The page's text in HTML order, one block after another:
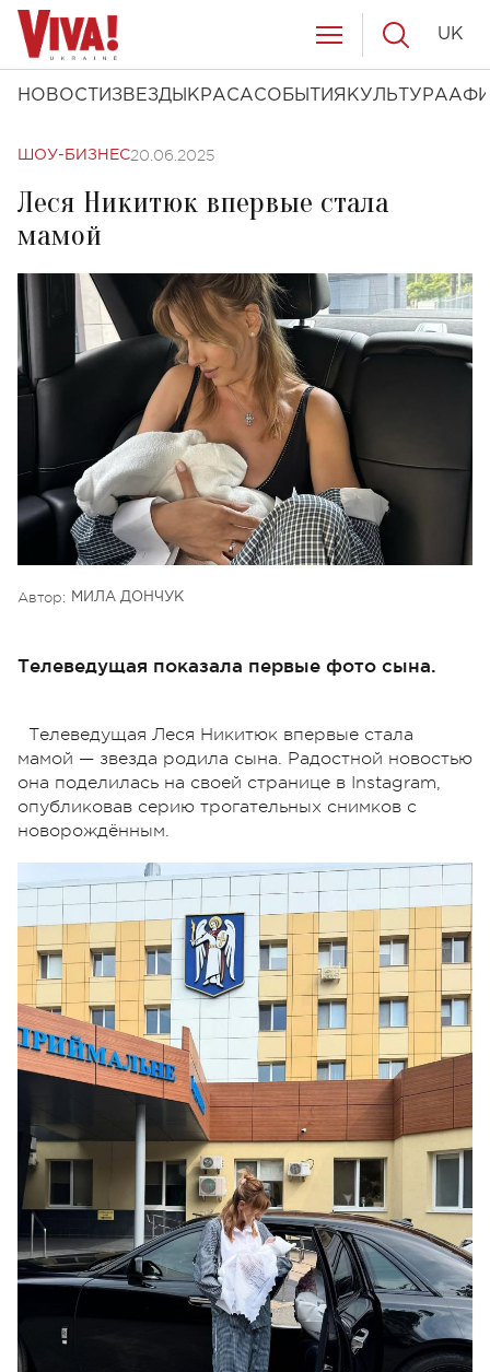
НОВОСТИ ЗВЕЗДЫ КРАСАСОБЫТИЯ КУЛЬТУРА
UK
ШОУ-БИЗНЕС20.06.2025
Леся Никитюк впервые стала
мамой
Автор: МИЛА ДОНЧУК
Телеведущая показала первые фото сына.
Телеведущая Леся Никитюк впервые стала
мамой — звезда родила сына. Радостной новостью
она поделилась на своей странице в Instagram,
опубликовав серию трогательных снимков с
новорождённым.